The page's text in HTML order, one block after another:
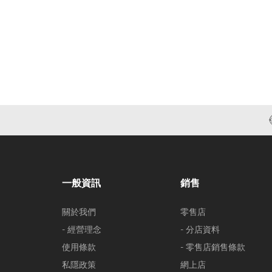
一般資訊
關於我們
- 經營理念
使用條款
私隱政策
銷售
零售店
- 分店資料
- 零售店銷售條款
網上店